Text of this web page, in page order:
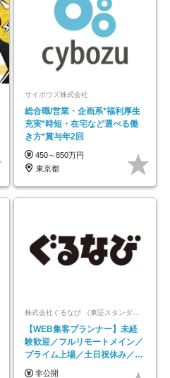
サイボウズ株式会社
総合職/営業・企画系*福利厚生
充実*時短・在宅など選べる働
き方*賞与年2回
450～850万円
東京都
株式会社ぐるなび （東証スタンダード上場）
【WEB集客プランナー】未経
験歓迎／フルリモートメイン／
プライム上場／土日祝休み／東
京・大阪・名古屋
非公開